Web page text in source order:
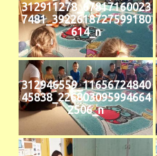
312911278_67817160023
7481_3922618727599180
614_n
312946559_11656724840
45838_226803095994664
2506_n